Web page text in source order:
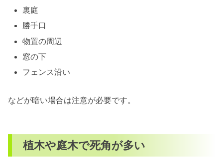
裏庭
勝手口
物置の周辺
窓の下
フェンス沿い
などが暗い場合は注意が必要です。
植木や庭木で死角が多い